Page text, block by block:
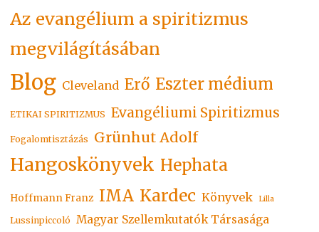
Az evangélium a spiritizmus
megvilágításában
Blog Cleveland Erő Eszter médium
ETIKAI SPIRITIZMUS Evangéliumi Spiritizmus
Fogalomtisztázás Grünhut Adolf
Hangoskönyvek Hephata
Hoffmann Franz IMA Kardec Könyvek Lilla
Lussinpiccoló Magyar Szellemkutatók Társasága